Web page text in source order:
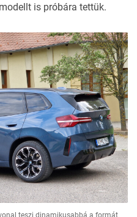
is próbára tettük.
teszi dinamikusabbá a formát